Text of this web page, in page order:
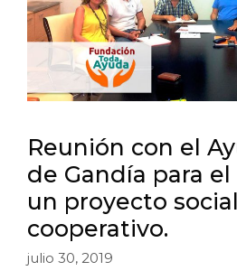
Reunión con el
de Gandía para
un proyecto social
cooperativo.
julio 30, 2019